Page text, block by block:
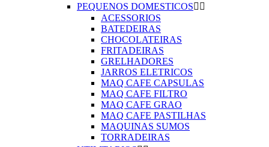
PEQUENOS DOMESTICOS 
ACESSORIOS
BATEDEIRAS
CHOCOLATEIRAS
FRITADEIRAS
GRELHADORES
JARROS ELETRICOS
MAQ CAFE CAPSULAS
MAQ CAFE FILTRO
MAQ CAFE GRAO
MAQ CAFE PASTILHAS
MAQUINAS SUMOS
TORRADEIRAS